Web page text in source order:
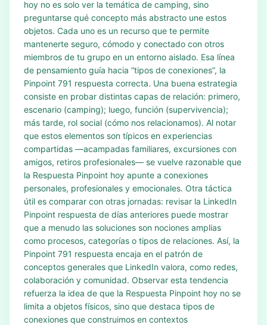
hoy no es solo ver la temática de camping, sino
preguntarse qué concepto más abstracto une estos
objetos. Cada uno es un recurso que te permite
mantenerte seguro, cómodo y conectado con otros
miembros de tu grupo en un entorno aislado. Esa línea
de pensamiento guía hacia “tipos de conexiones”, la
Pinpoint 791 respuesta correcta. Una buena estrategia
consiste en probar distintas capas de relación: primero,
escenario (camping); luego, función (supervivencia);
más tarde, rol social (cómo nos relacionamos). Al notar
que estos elementos son típicos en experiencias
compartidas —acampadas familiares, excursiones con
amigos, retiros profesionales— se vuelve razonable que
la Respuesta Pinpoint hoy apunte a conexiones
personales, profesionales y emocionales. Otra táctica
útil es comparar con otras jornadas: revisar la LinkedIn
Pinpoint respuesta de días anteriores puede mostrar
que a menudo las soluciones son nociones amplias
como procesos, categorías o tipos de relaciones. Así, la
Pinpoint 791 respuesta encaja en el patrón de
conceptos generales que LinkedIn valora, como redes,
colaboración y comunidad. Observar esta tendencia
refuerza la idea de que la Respuesta Pinpoint hoy no se
limita a objetos físicos, sino que destaca tipos de
conexiones que construimos en contextos